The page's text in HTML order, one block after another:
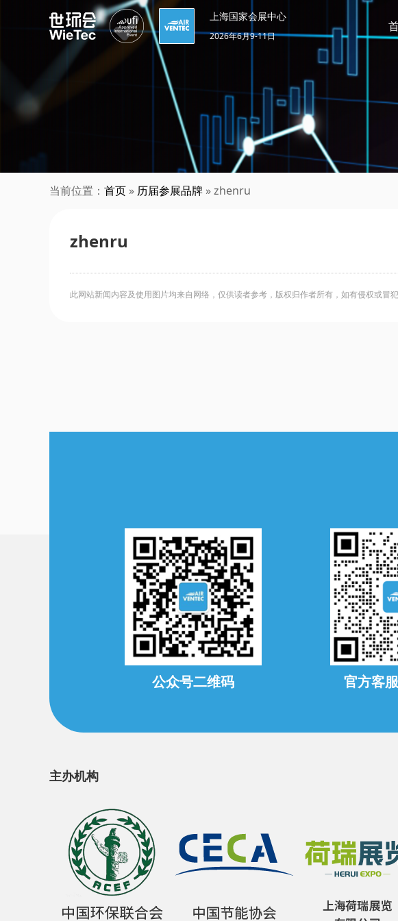
上海国家会展中心
2026年6月9-11日
当前位置： 首页 » 历届参展品牌 » zhenru
zhenru
此网站新闻内容及使用图片均来自网络，仅供读者参考，版权归作者所有，如有侵权或冒
公众号二维码 官方客
主办机构